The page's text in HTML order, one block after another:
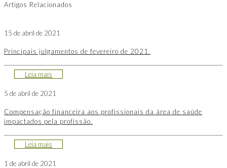
Artigos Relacionados
15 de abril de 2021
Principais julgamentos de fevereiro de 2021.
Leia mais
5 de abril de 2021
Compensação financeira aos profissionais da área de saúde
impactados pela profissão.
Leia mais
1 de abril de 2021